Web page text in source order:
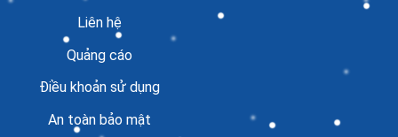
Liên hệ
Quảng cáo
Điều khoản sử dụng
An toàn bảo mật